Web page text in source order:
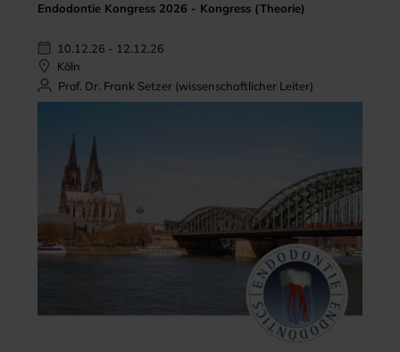
Endodontie Kongress 2026 - Kongress (Theorie)
10.12.26 - 12.12.26
Köln
Prof. Dr. Frank Setzer (wissenschaftlicher Leiter)